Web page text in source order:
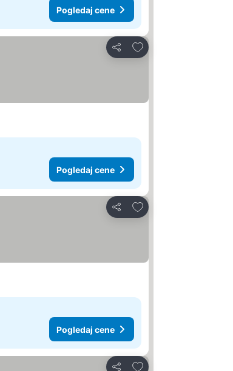
Pogledaj cene
Deli
Dodati u favorite
Pogledaj cene
Deli
Dodati u favorite
Pogledaj cene
Dodati u favorite